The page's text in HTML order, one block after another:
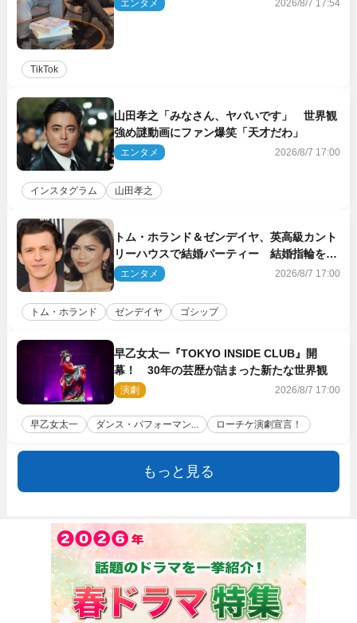
エンタメ 2026/8/7 17:54
TikTok
山田孝之「みなさん、ヤバいです」 世界観
強め謎動画にファン爆笑「天才だわ」
エンタメ 2026/8/7 17:00
インスタグラム 山田孝之
トム・ホランド＆ゼンデイヤ、英高級カント
リーハウスで結婚パーティー 結婚指輪を身
に着けたトムも初キャッチ
エンタメ 2026/8/7 17:00
トム・ホランド ゼンデイヤ ゴシップ
早乙女太一『TOKYO INSIDE CLUB』開
幕！ 30年の芸歴が詰まった新たな世界観
演劇 2026/8/7 17:00
早乙女太一 ダンス・パフォーマン... ローチケ演劇宣言！
もっと見る